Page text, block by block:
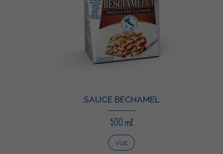
SAUCE BÉCHAMEL
500 ml
VUE